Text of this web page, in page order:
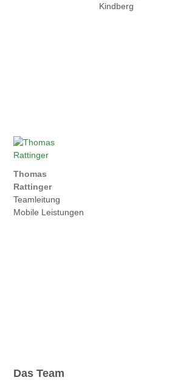
Kindberg
Thomas
Rattinger
Teamleitung
Mobile Leistungen
Das Team